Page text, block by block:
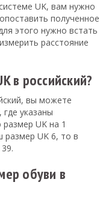
UK, вам нужно
полученное
этого нужно встать
расстояние
в российский?
вы можете
указаны
UK на 1
размер UK 6, то в
обуви в